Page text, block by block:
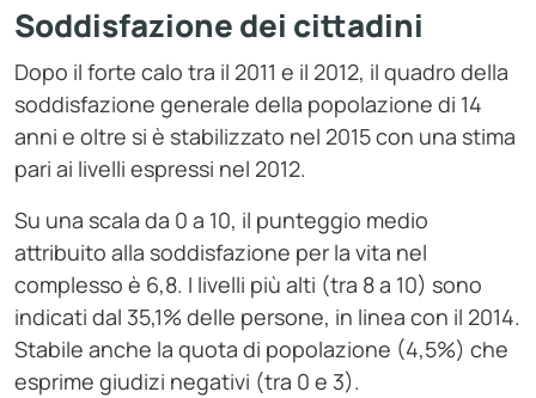
Soddisfazione dei cittadini
Dopo il forte calo tra il 2011 e il 2012, il quadro della
soddisfazione generale della popolazione di 14
anni e oltre si è stabilizzato nel 2015 con una stima
pari ai livelli espressi nel 2012.
Su una scala da 0 a 10, il punteggio medio
attribuito alla soddisfazione per la vita nel
complesso è 6,8. I livelli più alti (tra 8 a 10) sono
indicati dal 35,1% delle persone, in linea con il 2014.
Stabile anche la quota di popolazione (4,5%) che
esprime giudizi negativi (tra 0 e 3).